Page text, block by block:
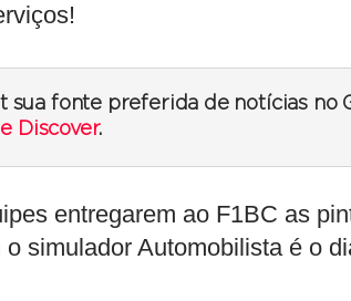
sua fonte preferida de notícias no
Discover.
entregarem ao F1BC as
simulador Automobilista é o